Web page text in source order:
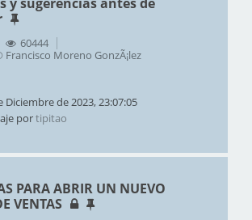
60444
Francisco Moreno GonzÃ¡lez
Diciembre de 2023, 23:07:05
portipitao
PARA ABRIR UN NUEVO
VENTAS